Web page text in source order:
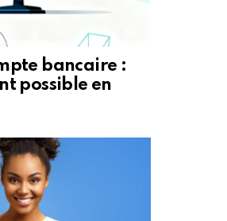
bancaire :
possible en